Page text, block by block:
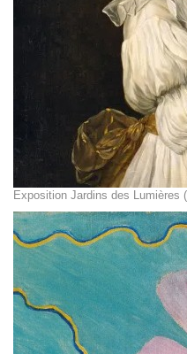
Exposition Jardins des Lumières